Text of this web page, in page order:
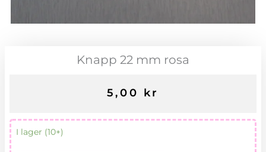
Knapp 22 mm rosa
5,00 kr
I lager (10+)
Knapp